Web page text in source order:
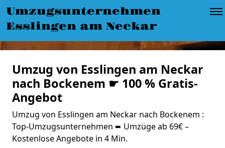
Umzugsunternehmen
Esslingen am Neckar
Umzug von Esslingen am Neckar
nach Bockenem ☛ 100 % Gratis-
Angebot
Umzug von Esslingen am Neckar nach Bockenem :
Top-Umzugsunternehmen ➨ Umzüge ab 69€ –
Kostenlose Angebote in 4 Min.